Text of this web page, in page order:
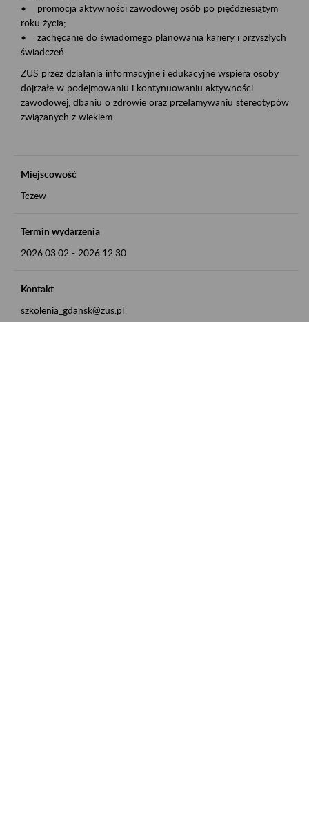
• promocja aktywności zawodowej osób po pięćdziesiątym
roku życia;
• zachęcanie do świadomego planowania kariery i przyszłych
świadczeń.
ZUS przez działania informacyjne i edukacyjne wspiera osoby
dojrzałe w podejmowaniu i kontynuowaniu aktywności
zawodowej, dbaniu o zdrowie oraz przełamywaniu stereotypów
związanych z wiekiem.
Miejscowość
Tczew
Termin wydarzenia
2026.03.02 - 2026.12.30
Kontakt
szkolenia_gdansk@zus.pl